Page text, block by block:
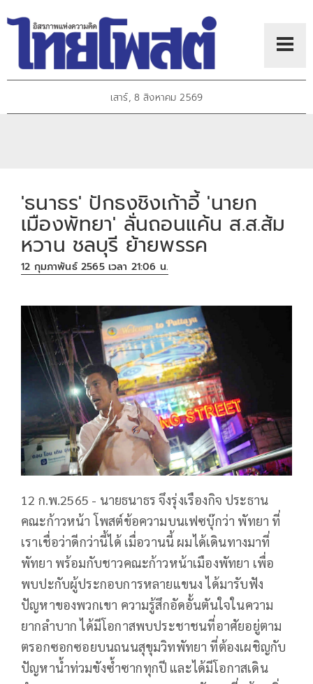
เสาร์, 8 สิงหาคม 2569
'ธนาธร' ปักธงชิงเก้าอี้ 'นายก
เมืองพัทยา' ลั่นถอนแค้น ส.ส.ส้ม
หวาน ชลบุรี ย้ายพรรค
12 กุมภาพันธ์ 2565 เวลา 21:06 น.
12 ก.พ.2565 - นายธนาธร จึงรุ่งเรืองกิจ ประธาน
คณะก้าวหน้า โพสต์ข้อความบนเฟซบุ๊กว่า พัทยา ที่
เราเชื่อว่าดีกว่านี้ได้ เมื่อวานนี้ ผมได้เดินทางมาที่
พัทยา พร้อมกับชาวคณะก้าวหน้าเมืองพัทยา เพื่อ
พบปะกับผู้ประกอบการหลายแขนง ได้มารับฟัง
ปัญหาของพวกเขา ความรู้สึกอัดอั้นตันใจในความ
ยากลำบาก ได้มีโอกาสพบประชาชนที่อาศัยอยู่ตาม
ตรอกซอกซอยบนถนนสุขุมวิทพัทยา ที่ต้องเผชิญกับ
ปัญหาน้ำท่วมขังซ้ำซากทุกปี และได้มีโอกาสเดิน